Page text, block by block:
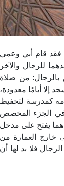
قام أبي وعمي
أحدهما للرجال والآخر
بالرجال: من صلاة
أيامًا معدودة،
كمدرسة لتحفيظ
في الجزء المخصص
يفتح على مدخل
خارج العمارة من
فلا بد لها أن